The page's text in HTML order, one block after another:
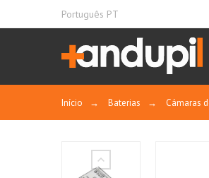
Português PT
Início → Baterias → Cámaras